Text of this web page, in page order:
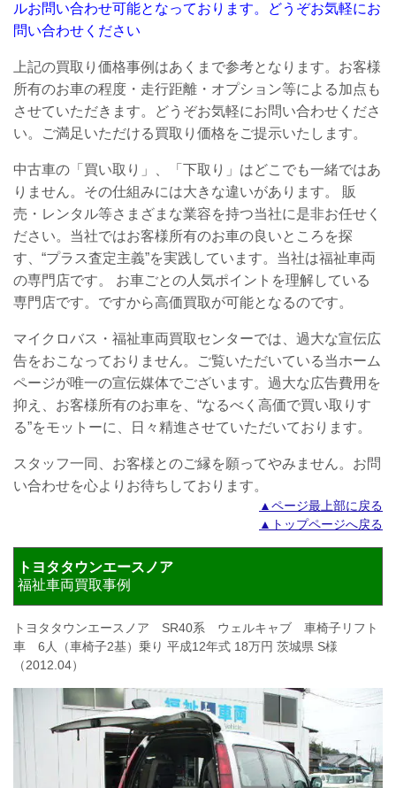
ルお問い合わせ可能となっております。
どうぞお気軽にお
問い合わせください
上記の買取り価格事例はあくまで参考となります。お客様
所有のお車の程度・走行距離・オプション等による加点も
させていただきます。どうぞお気軽にお問い合わせくださ
い。ご満足いただける買取り価格をご提示いたします。
中古車の「買い取り」、「下取り」はどこでも一緒ではあ
りません。その仕組みには大きな違いがあります。 販
売・レンタル等さまざまな業容を持つ当社に是非お任せく
ださい。 当社ではお客様所有のお車の良いところを探
す、“プラス査定主義”を実践しています。当社は福祉車両
の専門店です。 お車ごとの人気ポイントを理解している
専門店です。ですから高価買取が可能となるのです。
マイクロバス・福祉車両買取センターでは、過大な宣伝広
告をおこなっておりません。ご覧いただいている当ホーム
ページが唯一の宣伝媒体でございます。過大な広告費用を
抑え、お客様所有のお車を、“なるべく高価で買い取りす
る”をモットーに、日々精進させていただいております。
スタッフ一同、お客様とのご縁を願ってやみません。 お問
い合わせを心よりお待ちしております。
▲ページ最上部に戻る
▲トップページへ戻る
トヨタタウンエースノア
福祉車両買取事例
トヨタタウンエースノア SR40系 ウェルキャブ 車椅子リフト
車 6人（車椅子2基）乗り 平成12年式 18万円 茨城県 S様
（2012.04）